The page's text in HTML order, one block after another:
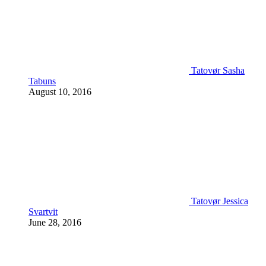
Tatovør Sasha
Tabuns
August 10, 2016
Tatovør Jessica
Svartvit
June 28, 2016